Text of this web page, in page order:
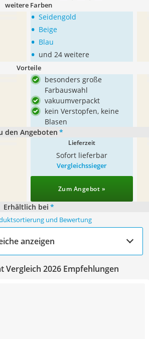
weitere Farben
• Seidengold
• Beige
• Blau
• und 24 weitere
Vorteile
besonders große
Farbauswahl
vakuumverpackt
kein Verstopfen, keine
Blasen
den Angeboten *
Lieferzeit
Sofort lieferbar
Vergleichssieger
Zum Angebot »
Erhältlich bei *
und Bewertung
anzeigen
Vergleich 2026 Empfehlungen